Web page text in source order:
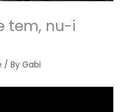
tem, nu-i
/ By Gabi